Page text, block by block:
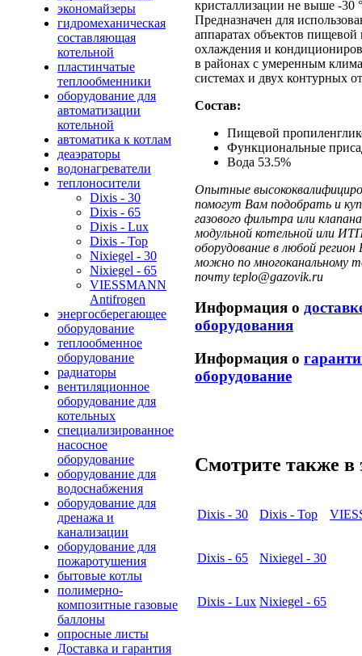
экономайзеры
гидромеханическая
составляющая
котельной
пластинчатые
теплообменники
оборудование для
автоматизации
котельной
автоматика к котлам
деаэраторы
водонагреватели
теплоносители
Dixis - 30
Dixis - 65
Dixis - Lux
Dixis - Top
Nixiegel - 30
Nixiegel - 65
VIESSMANN
Antifrogen
энергосберегающее
оборудование
теплообменное
оборудование
радиаторы
вентиляционное
оборудование для
котельных
специализированное
насосное
оборудование
оборудование для
водоснабжения
оборудование для
дренажа и
канализации
оборудование для
пожаротушения
бытовые котлы
полимерно-
композитные газовые
баллоны
опросные листы
Доставка и гарантия
кристаллизации не выше -30
Предназначен для
аппаратах объектов
охлаждения и
в районах с умеренным
системах и двух контурных
Состав:
Пищевой
Функциональные
Вода 53.5%
Опытные
помогут Вам подобрать и
газового фильтра или
модульной котельной или
оборудование в любой
можно по многоканальному
почту teplo@gazovik.ru
Информация о
оборудования
Информация о
оборудование
Смотрите также в
Dixis - 30 Dixis - Top
Dixis - 65 Nixiegel - 30
Dixis - Lux Nixiegel - 65